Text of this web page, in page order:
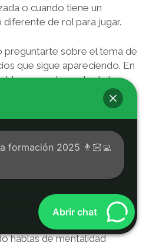
o cuando tiene un
de rol para jugar.
preguntarte sobre el tema de
que sigue apareciendo. En
en el mundo de los
visión de la
problema Si no tienes una
tendrás problemas.
hablas de mentalidad
formación 2025 👨🏻‍💻
Abrir chat